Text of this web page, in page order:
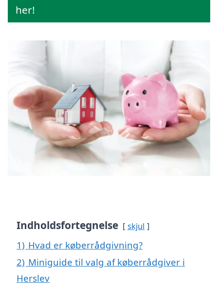
her!
Indholdsfortegnelse skjul
1) Hvad er køberrådgivning?
2) Miniguide til valg af køberrådgiver i
Herslev